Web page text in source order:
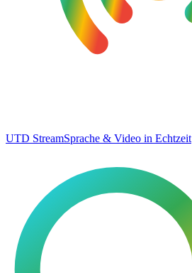
UTD StreamSprache & Video in Echtzeit